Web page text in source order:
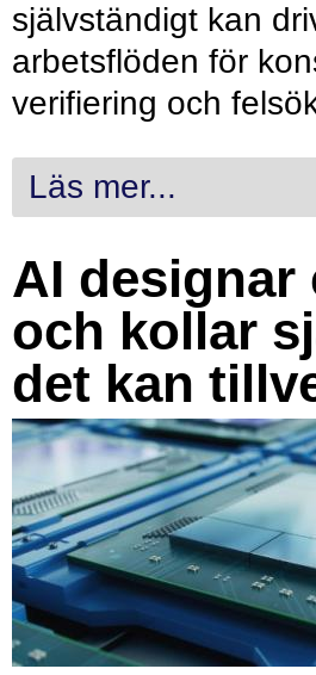
självständigt kan
arbetsflöden för
verifiering och
Läs mer...
AI designar
och kollar
det kan